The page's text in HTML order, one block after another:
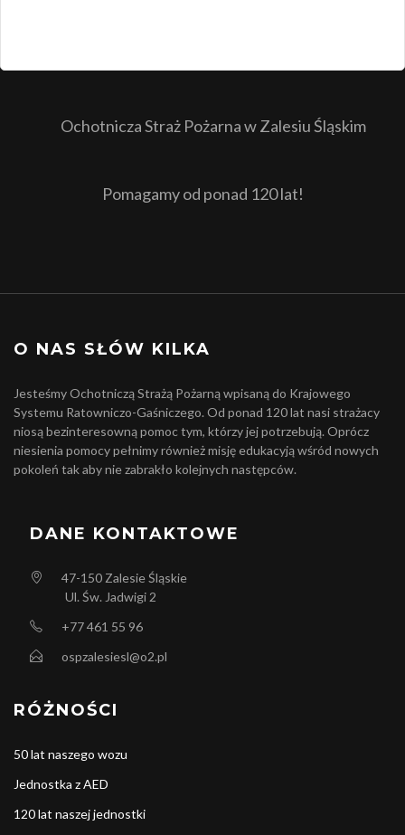
Ochotnicza Straż Pożarna w Zalesiu Śląskim
Pomagamy od ponad 120 lat!
O NAS SŁÓW KILKA
Jesteśmy Ochotniczą Strażą Pożarną wpisaną do Krajowego
Systemu Ratowniczo-Gaśniczego. Od ponad 120 lat nasi strażacy
niosą bezinteresowną pomoc tym, którzy jej potrzebują. Oprócz
niesienia pomocy pełnimy również misję edukacyją wśród nowych
pokoleń tak aby nie zabrakło kolejnych następców.
DANE KONTAKTOWE
47-150 Zalesie Śląskie
Ul. Św. Jadwigi 2
+77 461 55 96
ospzalesiesl@o2.pl
RÓŻNOŚCI
50 lat naszego wozu
Jednostka z AED
120 lat naszej jednostki